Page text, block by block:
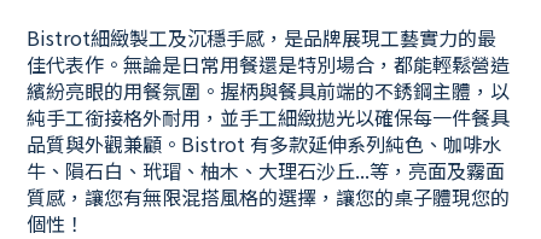
Bistrot細緻製工及沉穩手感，是品牌展現工藝實力的最
佳代表作。 無論是日常用餐還是特別場合，都能輕鬆營造
繽紛亮眼的用餐氛圍。 握柄與餐具前端的不銹鋼主體，以
純手工銜接格外耐用，並手工細緻拋光以確保每一件餐具
品質與外觀兼顧。Bistrot 有多款延伸系列純色 、 咖啡水
牛、隕石白、玳瑁、柚木、大理石沙丘...等，亮面及霧面
質感 ，讓您有無限混搭風格的選擇，讓您的桌子體現您的
個性！